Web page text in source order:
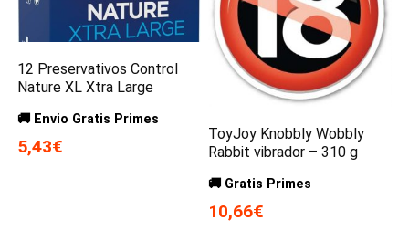
12 Preservativos Control
Nature XL Xtra Large
🚚 Envio Gratis Primes
5,43€
ToyJoy Knobbly Wobbly
Rabbit vibrador – 310 g
🚚 Gratis Primes
10,66€